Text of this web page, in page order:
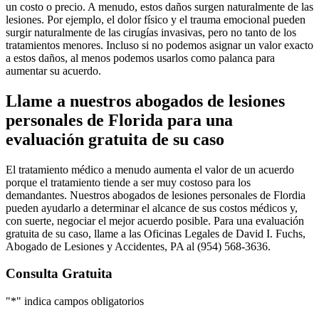
un costo o precio. A menudo, estos daños surgen naturalmente de las
lesiones. Por ejemplo, el dolor físico y el trauma emocional pueden
surgir naturalmente de las cirugías invasivas, pero no tanto de los
tratamientos menores. Incluso si no podemos asignar un valor exacto
a estos daños, al menos podemos usarlos como palanca para
aumentar su acuerdo.
Llame a nuestros abogados de lesiones
personales de Florida para una
evaluación gratuita de su caso
El tratamiento médico a menudo aumenta el valor de un acuerdo
porque el tratamiento tiende a ser muy costoso para los
demandantes. Nuestros abogados de lesiones personales de Flordia
pueden ayudarlo a determinar el alcance de sus costos médicos y,
con suerte, negociar el mejor acuerdo posible. Para una evaluación
gratuita de su caso, llame a las Oficinas Legales de David I. Fuchs,
Abogado de Lesiones y Accidentes, PA al (954) 568-3636.
Consulta Gratuita
"*" indica campos obligatorios